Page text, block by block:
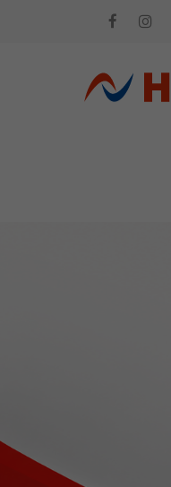
Benutzername